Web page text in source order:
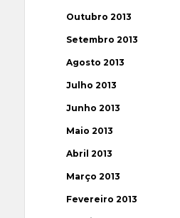
Outubro 2013
Setembro 2013
Agosto 2013
Julho 2013
Junho 2013
Maio 2013
Abril 2013
Março 2013
Fevereiro 2013